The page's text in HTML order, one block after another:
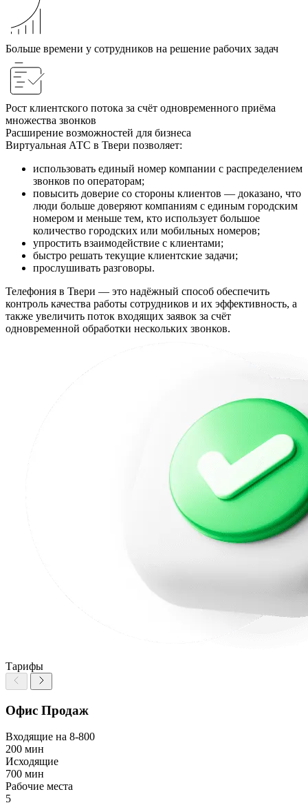
Больше времени у сотрудников на решение рабочих задач
Рост клиентского потока за счёт одновременного приёма
множества звонков
Расширение возможностей для бизнеса
Виртуальная АТС в Твери позволяет:
использовать единый номер компании с распределением
звонков по операторам;
повысить доверие со стороны клиентов — доказано, что
люди больше доверяют компаниям с единым городским
номером и меньше тем, кто использует большое
количество городских или мобильных номеров;
упростить взаимодействие с клиентами;
быстро решать текущие клиентские задачи;
прослушивать разговоры.
Телефония в Твери — это надёжный способ обеспечить
контроль качества работы сотрудников и их эффективность, а
также увеличить поток входящих заявок за счёт
одновременной обработки нескольких звонков.
Тарифы
Офис Продаж
Входящие на 8-800
200 мин
Исходящие
700 мин
Рабочие места
5